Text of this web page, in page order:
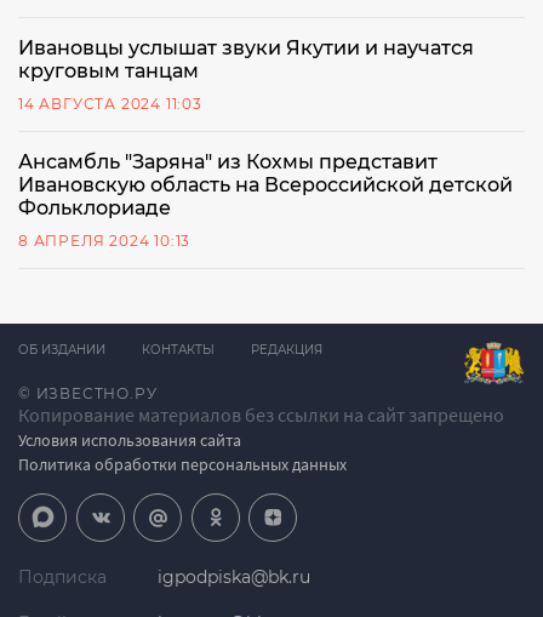
Ивановцы услышат звуки Якутии и научатся
круговым танцам
14 АВГУСТА 2024 11:03
Ансамбль "Заряна" из Кохмы представит
Ивановскую область на Всероссийской детской
Фольклориаде
8 АПРЕЛЯ 2024 10:13
© ИЗВЕСТНО.РУ
Копирование материалов без ссылки на сайт запрещено
Условия использования сайта
Политика обработки персональных данных
ОБ ИЗДАНИИ КОНТАКТЫ РЕДАКЦИЯ
Подписка igpodpiska@bk.ru